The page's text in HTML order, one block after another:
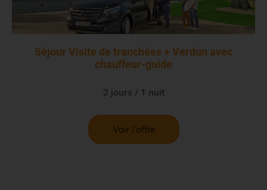
Séjour Visite de tranchées + Verdun avec
chauffeur-guide
2 jours / 1 nuit
Voir l'offre